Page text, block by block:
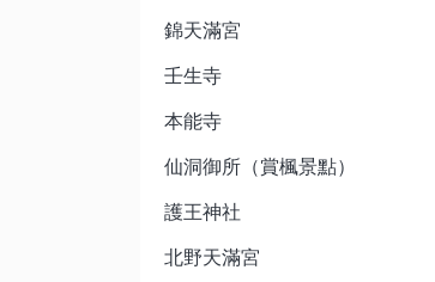
錦天滿宮
壬生寺
本能寺
仙洞御所（賞楓景點）
護王神社
北野天滿宮